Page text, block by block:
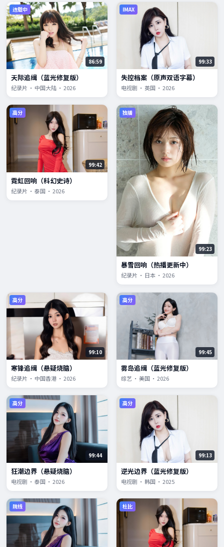
连载中
86:59
天际追缉（蓝光修复版）
纪录片 · 中国大陆 · 2026
IMAX
99:33
失控档案（原声双语字幕）
电视剧 · 英国 · 2026
高分
99:42
霓虹回响（科幻史诗）
纪录片 · 泰国 · 2026
独播
99:23
暴雪回响（热播更新中）
纪录片 · 日本 · 2026
高分
99:10
寒锋追缉（悬疑烧脑）
纪录片 · 中国香港 · 2026
高分
99:45
雾岛追缉（蓝光修复版）
综艺 · 美国 · 2026
高分
99:44
狂潮边界（悬疑烧脑）
电视剧 · 泰国 · 2026
高分
99:13
逆光边界（蓝光修复版）
电视剧 · 韩国 · 2025
院线 杜比